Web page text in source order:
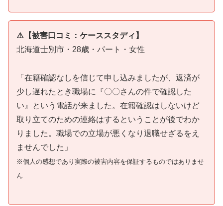
⚠️【被害口コミ：ケーススタディ】
北海道士別市・28歳・パート・女性
「在籍確認なしを信じて申し込みましたが、返済が
少し遅れたとき職場に『〇〇さんの件で確認した
い』という電話が来ました。在籍確認はしないけど
取り立てのための連絡はするということが後でわか
りました。職場での立場が悪くなり退職せざるをえ
ませんでした」
※個人の感想であり実際の被害内容を保証するものではありませ
ん